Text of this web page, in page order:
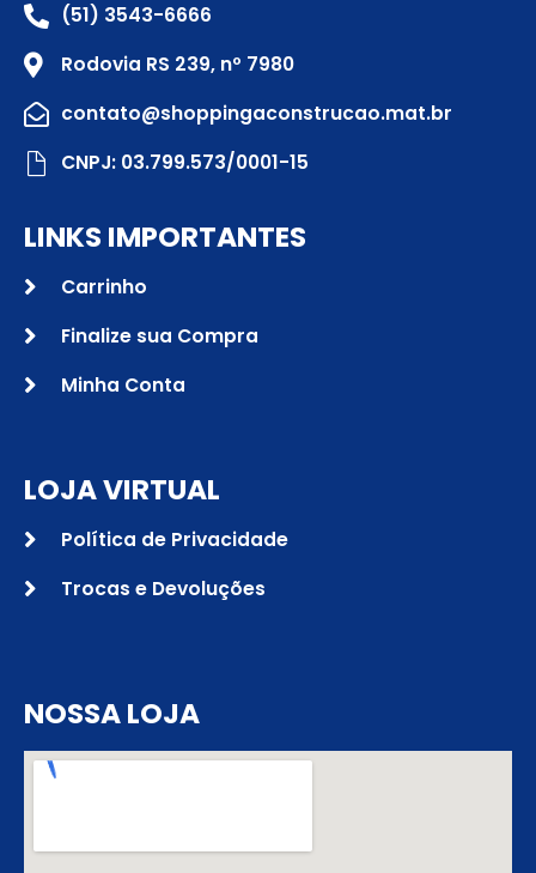
(51) 3543-6666
Rodovia RS 239, nº 7980
contato@shoppingaconstrucao.mat.br
CNPJ: 03.799.573/0001-15
LINKS IMPORTANTES
Carrinho
Finalize sua Compra
Minha Conta
LOJA VIRTUAL
Política de Privacidade
Trocas e Devoluções
NOSSA LOJA